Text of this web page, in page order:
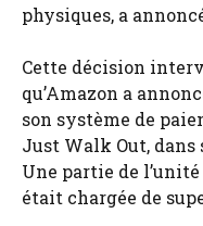
physiques, a
Cette décision
qu’Amazon a
son système de
Just Walk Out, dans
Une partie de
était chargée de